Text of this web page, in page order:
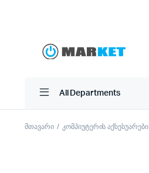
All Departments
მთავარი კომპიუტერის აქსესუარები